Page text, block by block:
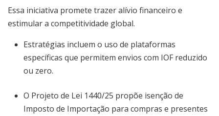
Essa iniciativa promete trazer alívio financeiro e
estimular a competitividade global.
Estratégias incluem o uso de plataformas
específicas que permitem envios com IOF reduzido
ou zero.
O Projeto de Lei 1440/25 propõe isenção de
Imposto de Importação para compras e presentes